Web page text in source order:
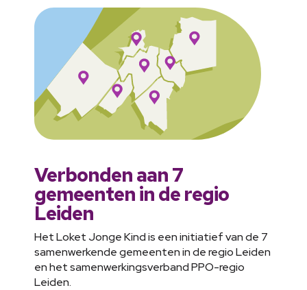
Verbonden aan 7
gemeenten in de regio
Leiden
Het Loket Jonge Kind is een initiatief van de 7
samenwerkende gemeenten in de regio Leiden
en het samenwerkingsverband PPO-regio
Leiden.